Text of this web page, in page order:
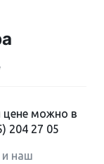
цене можно в
204 27 05
и наш